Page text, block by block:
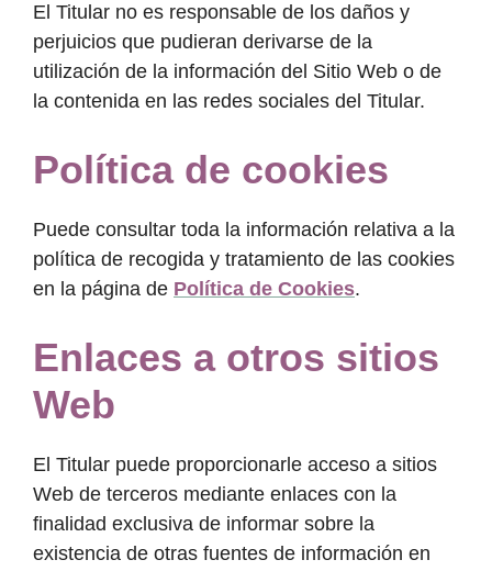
El Titular no es responsable de los daños y
perjuicios que pudieran derivarse de la
utilización de la información del Sitio Web o de
la contenida en las redes sociales del Titular.
Política de cookies
Puede consultar toda la información relativa a la
política de recogida y tratamiento de las cookies
en la página de Política de Cookies.
Enlaces a otros sitios
Web
El Titular puede proporcionarle acceso a sitios
Web de terceros mediante enlaces con la
finalidad exclusiva de informar sobre la
existencia de otras fuentes de información en